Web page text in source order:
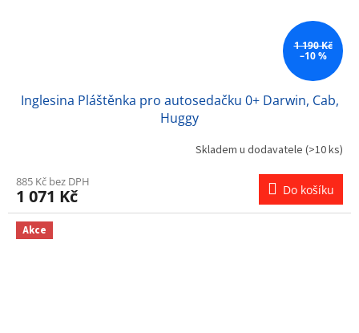
1 190 Kč
–10 %
Inglesina Pláštěnka pro autosedačku 0+ Darwin, Cab,
Huggy
Skladem u dodavatele (>10 ks)
885 Kč bez DPH
1 071 Kč Do košíku
Akce